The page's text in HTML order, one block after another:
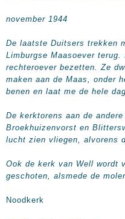
november 1944
De laatste Duitsers trekken
Limburgse Maasoever terug.
rechteroever bezetten. Ze
maken aan de Maas, onder
benen en laat me de hele
De kerktorens aan de
Broekhuizenvorst en
lucht zien vliegen, alvorens
Ook de kerk van Well wordt
geschoten, alsmede de
Noodkerk